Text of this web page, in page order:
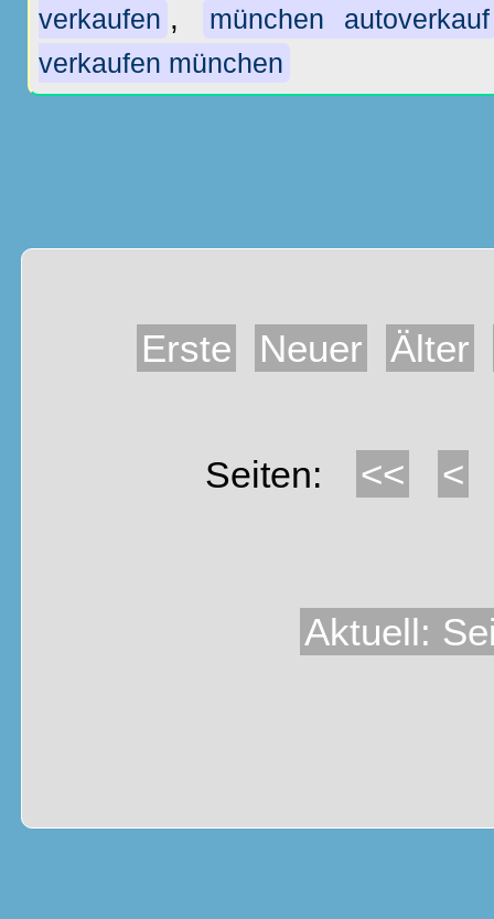
verkaufen ,
münchen autoverkauf
verkaufen münchen
Erste Neuer Älter
Seiten: << <
Aktuell: